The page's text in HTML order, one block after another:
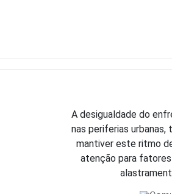
A desigualdade do
nas periferias urbanas,
mantiver este ritmo
atenção para